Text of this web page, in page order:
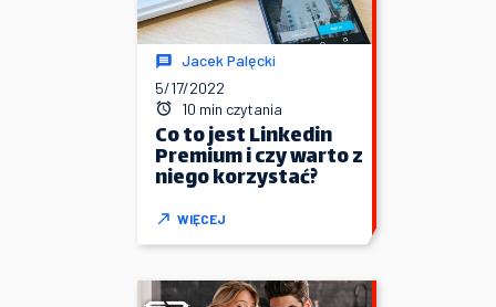
Jacek Palęcki
5/17/2022
10 min czytania
Co to jest Linkedin
Premium i czy warto z
niego korzystać?
WIĘCEJ